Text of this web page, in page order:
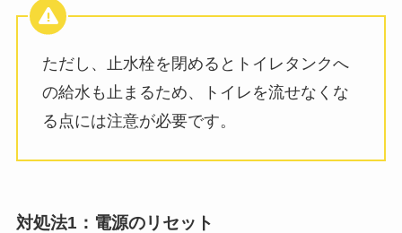
ただし、止水栓を閉めるとトイレタンクへ
の給水も止まるため、トイレを流せなくな
る点には注意が必要です。
対処法1：電源のリセット